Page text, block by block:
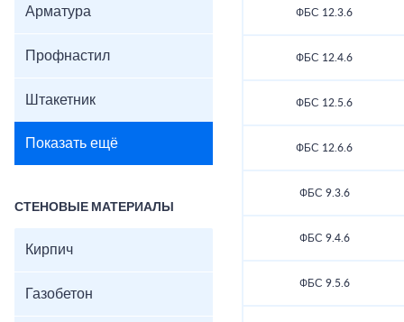
Арматура
Профнастил
Штакетник
Показать ещё
СТЕНОВЫЕ МАТЕРИАЛЫ
Кирпич
Газобетон
ФБС 12.3.6
ФБС 12.4.6
ФБС 12.5.6
ФБС 12.6.6
ФБС 9.3.6
ФБС 9.4.6
ФБС 9.5.6